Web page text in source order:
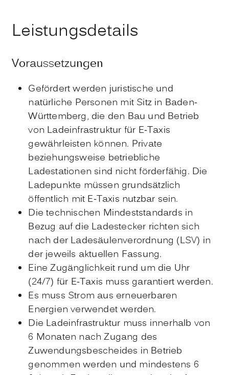
Leistungsdetails
Voraussetzungen
Gefördert werden juristische und
natürliche Personen mit Sitz in Baden-
Württemberg, die den Bau und Betrieb
von Ladeinfrastruktur für E-Taxis
gewährleisten können. Private
beziehungsweise betriebliche
Ladestationen sind nicht förderfähig. Die
Ladepunkte müssen grundsätzlich
öffentlich mit E-Taxis nutzbar sein.
Die technischen Mindeststandards in
Bezug auf die Ladestecker richten sich
nach der Ladesäulenverordnung (LSV) in
der jeweils aktuellen Fassung.
Eine Zugänglichkeit rund um die Uhr
(24/7) für E-Taxis muss garantiert werden.
Es muss Strom aus erneuerbaren
Energien verwendet werden.
Die Ladeinfrastruktur muss innerhalb von
6 Monaten nach Zugang des
Zuwendungsbescheides in Betrieb
genommen werden und mindestens 6